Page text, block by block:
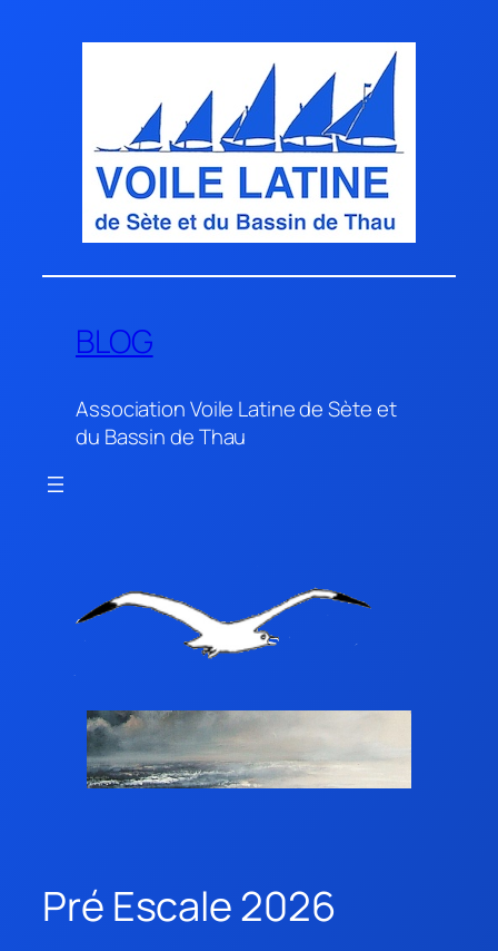
BLOG
Association Voile Latine de Sète et
du Bassin de Thau
Pré Escale 2026